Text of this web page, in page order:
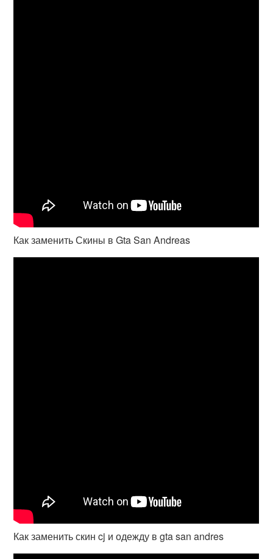
Как заменить Скины в Gta San Andreas
Как заменить скин cj и одежду в gta san andres